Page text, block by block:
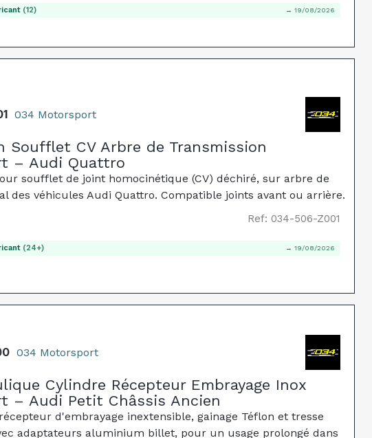
(12) → 19/08/2026
034 Motorsport
Soufflet CV Arbre de Transmission
– Audi Quattro
soufflet de joint homocinétique (CV) déchiré, sur arbre de
des véhicules Audi Quattro. Compatible joints avant ou arrière.
Ref: 034-506-Z001
(24+) → 19/08/2026
034 Motorsport
Cylindre Récepteur Embrayage Inox
– Audi Petit Châssis Ancien
d'embrayage inextensible, gainage Téflon et tresse
adaptateurs aluminium billet, pour un usage prolongé dans